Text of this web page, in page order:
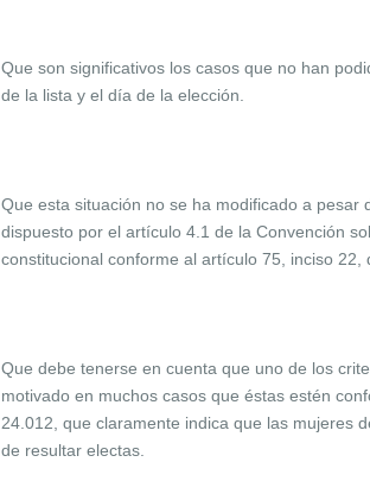
Que son significativos los casos que no han
de la lista y el día de la elección.
Que esta situación no se ha modificado a
dispuesto por el artículo 4.1 de la Convención
constitucional conforme al artículo 75, inciso
Que debe tenerse en cuenta que uno de los
motivado en muchos casos que éstas estén
24.012, que claramente indica que las mujeres
de resultar electas.